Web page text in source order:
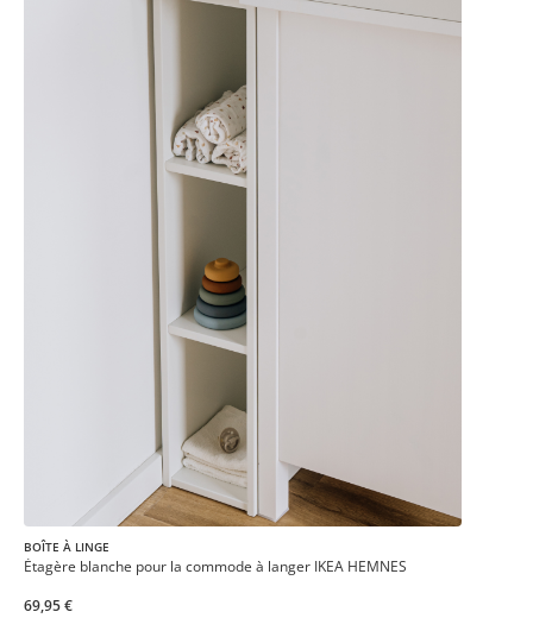
BOÎTE À LINGE
Étagère blanche pour la commode à langer IKEA HEMNES
69,95 €